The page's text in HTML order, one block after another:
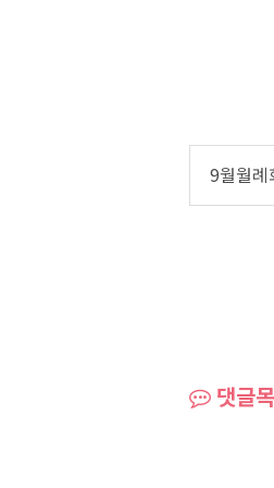
9월월례
댓글